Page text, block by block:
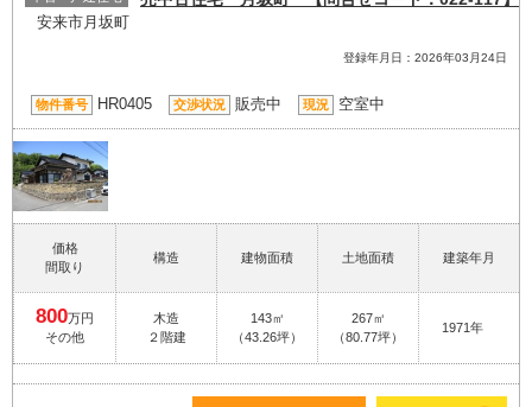
安来市月坂町
登録年月日：2026年03月24日
物件番号 HR0405 交渉状況 販売中 現況 空室中
価格
間取り
構造 建物面積 土地面積 建築年月
800万円
その他
木造
２階建
143㎡
（43.26坪）
267㎡
（80.77坪）
1971年